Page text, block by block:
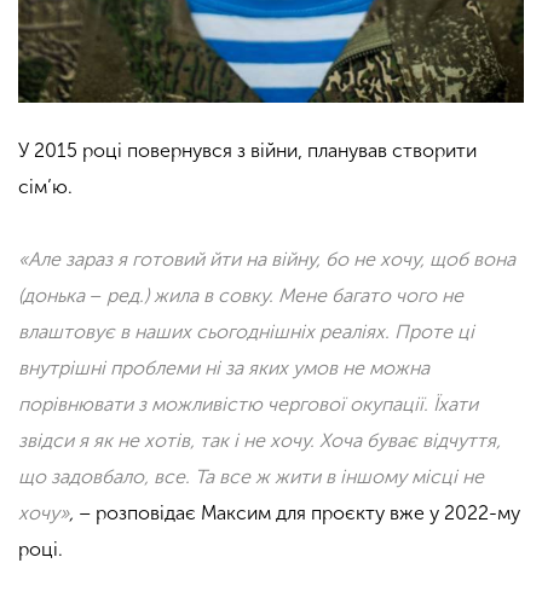
У 2015 році повернувся з війни, планував створити
сім’ю.
«Але зараз я готовий йти на війну, бо не хочу, щоб вона
(донька – ред.) жила в совку. Мене багато чого не
влаштовує в наших сьогоднішніх реаліях. Проте ці
внутрішні проблеми ні за яких умов не можна
порівнювати з можливістю чергової окупації. Їхати
звідси я як не хотів, так і не хочу. Хоча буває відчуття,
що задовбало, все. Та все ж жити в іншому місці не
хочу», – розповідає Максим для проєкту вже у 2022-му
році.